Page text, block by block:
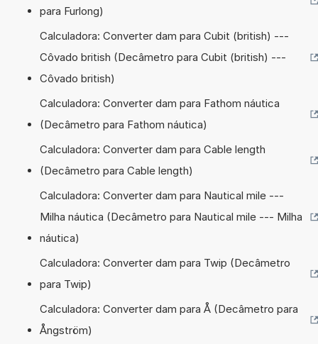
para Furlong)
Calculadora: Converter dam para Cubit (british) ---
Côvado british (Decâmetro para Cubit (british) ---
Côvado british)
Calculadora: Converter dam para Fathom náutica
(Decâmetro para Fathom náutica)
Calculadora: Converter dam para Cable length
(Decâmetro para Cable length)
Calculadora: Converter dam para Nautical mile ---
Milha náutica (Decâmetro para Nautical mile --- Milha
náutica)
Calculadora: Converter dam para Twip (Decâmetro
para Twip)
Calculadora: Converter dam para Å (Decâmetro para
Ångström)